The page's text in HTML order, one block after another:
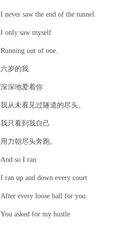
I never saw the end of the tunnel.
I only saw myself
Running out of one.
六岁的我
深深地爱着你
我从未看见过隧道的尽头。
我只看到我自己
用力朝尽头奔跑。
And so I ran.
I ran up and down every court
After every loose ball for you.
You asked for my hustle